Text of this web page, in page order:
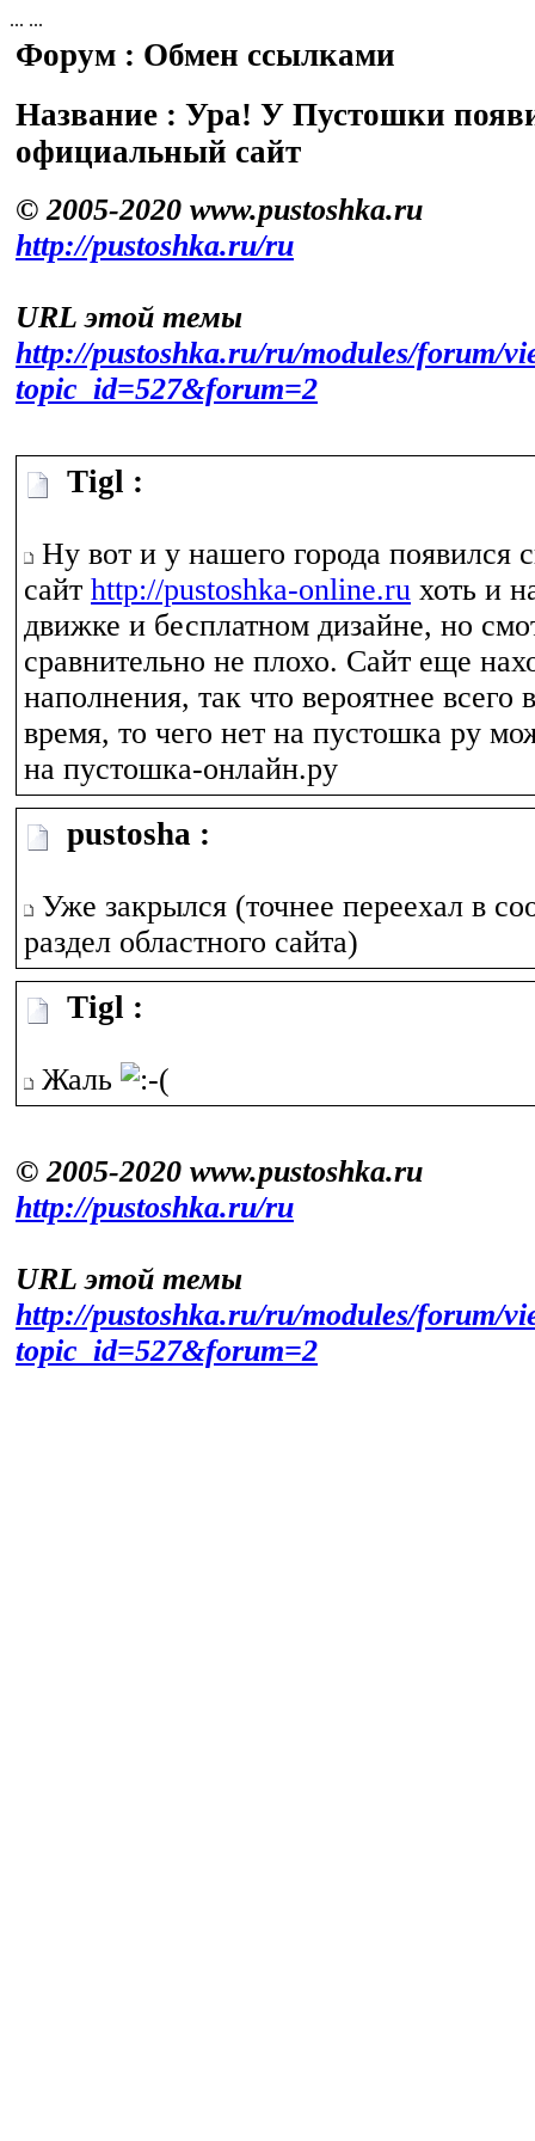
... ...
Форум : Обмен ссылками
Название : Ура! У Пустошки
официальный сайт
© 2005-2020 www.pustoshka.ru
http://pustoshka.ru/ru
URL этой темы
http://pustoshka.ru/ru/modules/forum/
topic_id=527&forum=2
Tigl :
Ну вот и у нашего города появился
сайт http://pustoshka-online.ru хоть и
движке и бесплатном дизайне, но
сравнительно не плохо. Сайт еще
наполнения, так что вероятнее
время, то чего нет на пустошка ру
на пустошка-онлайн.ру
pustosha :
Уже закрылся (точнее переехал в
раздел областного сайта)
Tigl :
Жаль
© 2005-2020 www.pustoshka.ru
http://pustoshka.ru/ru
URL этой темы
http://pustoshka.ru/ru/modules/forum/
topic_id=527&forum=2